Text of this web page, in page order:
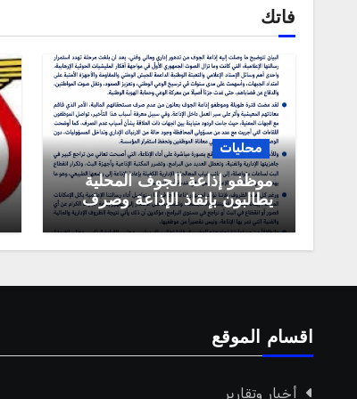
فاتك
محليات
موظفو إذاعة الجوف المحلية
يطالبون بإنقاذ الإذاعة وصرف
مستحقاتهم المالية
اقسام الموقع
أخبار وتقارير